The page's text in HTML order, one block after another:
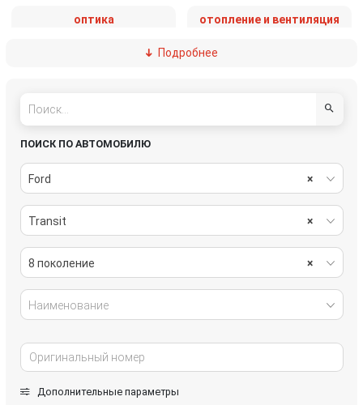
оптика отопление и вентиляция
пассивная безопасность
система охлаждения
стеклоочистители
топливная система тормозная система
Подробнее
ПОИСК ПО АВТОМОБИЛЮ
×
Ford
×
Transit
×
8 поколение
Наименование
Дополнительные параметры